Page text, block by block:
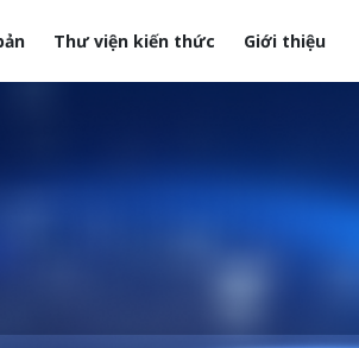
Thư viện kiến thức Giới thiệu